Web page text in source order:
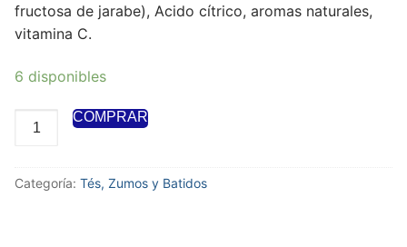
fructosa de jarabe), Acido cítrico, aromas naturales,
vitamina C.
6 disponibles
COMPRAR
Categoría: Tés, Zumos y Batidos